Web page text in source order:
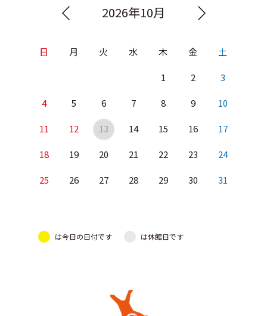
2026年10月
日 月 火 水 木 金 土
1 2 3
4 5 6 7 8 9 10
11 12 13 14 15 16 17
18 19 20 21 22 23 24
25 26 27 28 29 30 31
は今日の日付です は休館日です